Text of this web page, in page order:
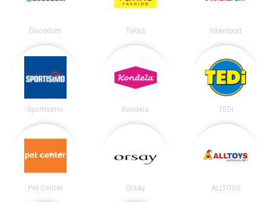
Decodom Takko Intersport
Sportisimo Kondela TEDi
Pet Center Orsay ALLTOYS